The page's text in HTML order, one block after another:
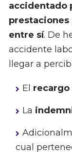
accidentado
prestaciones
entre sí. De
accidente
llegar a
El recargo
La
cual